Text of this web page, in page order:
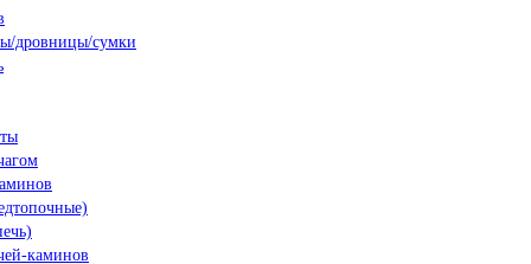
дровницы/сумки
каминов